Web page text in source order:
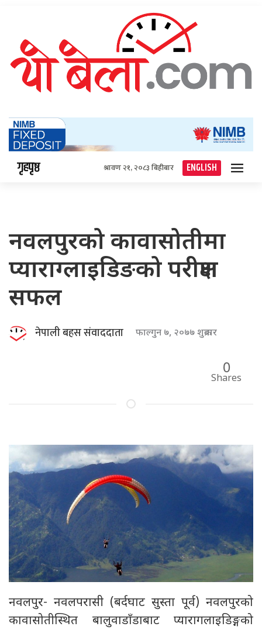
गृहपृष्ठ श्रावण २१, २०८३ बिहीबार ENGLISH
नवलपुरको कावासोतीमा
प्याराग्लाइडिङको परीक्षण
सफल
नेपाली बहस संवाददाता फाल्गुन ७, २०७७ शुक्रबार
0
Shares
नवलपुर- नवलपरासी (बर्दघाट सुस्ता पूर्व) नवलपुरको
कावासोतीस्थित बालुवाडाँडाबाट प्यारागलाइडिङ्गको